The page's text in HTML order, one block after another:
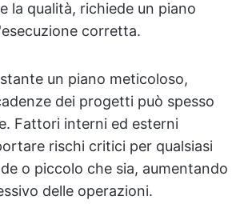
la qualità, richiede un piano
corretta.
un piano meticoloso,
dei progetti può spesso
Fattori interni ed esterni
rischi critici per qualsiasi
o piccolo che sia, aumentando
delle operazioni.